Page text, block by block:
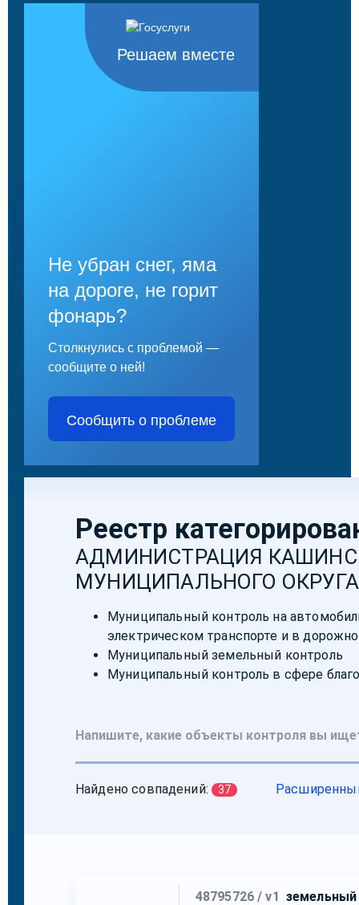
Решаем вместе
Не убран снег, яма
на дороге, не горит
фонарь?
Столкнулись с проблемой —
сообщите о ней!
Сообщить о проблеме